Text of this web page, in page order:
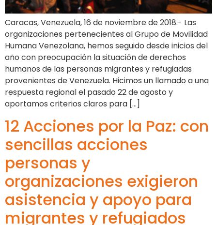
Caracas, Venezuela, 16 de noviembre de 2018.- Las
organizaciones pertenecientes al Grupo de Movilidad
Humana Venezolana, hemos seguido desde inicios del
año con preocupación la situación de derechos
humanos de las personas migrantes y refugiadas
provenientes de Venezuela. Hicimos un llamado a una
respuesta regional el pasado 22 de agosto y
aportamos criterios claros para […]
12 Acciones por la Paz: con
sencillas acciones
personas y
organizaciones exigieron
asistencia y apoyo para
migrantes y refugiados